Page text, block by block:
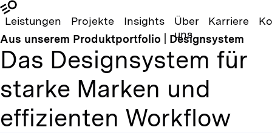
Leistungen Projekte Insights
Über
uns
Karriere
Aus unserem Produktportfolio | Designsystem
Das Designsystem für
starke Marken und
effizienten Workflow